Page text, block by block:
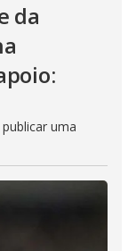
da
uma